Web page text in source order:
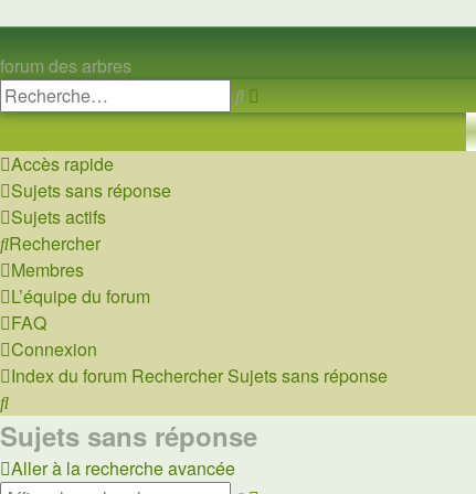
forum des arbres
Rechercher
avancée
Accès rapide
Sujets sans réponse
Sujets actifs
Rechercher
Membres
L’équipe du forum
FAQ
Connexion
Index du forum Rechercher Sujets sans réponse
Rechercher
Sujets sans réponse
Aller à la recherche avancée